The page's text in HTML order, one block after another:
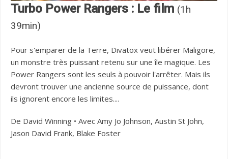
Turbo Power Rangers : Le film (1h
39min)
Pour s'emparer de la Terre, Divatox veut libérer Maligore,
un monstre très puissant retenu sur une île magique. Les
Power Rangers sont les seuls à pouvoir l'arrêter. Mais ils
devront trouver une ancienne source de puissance, dont
ils ignorent encore les limites....
De David Winning • Avec Amy Jo Johnson, Austin St John,
Jason David Frank, Blake Foster